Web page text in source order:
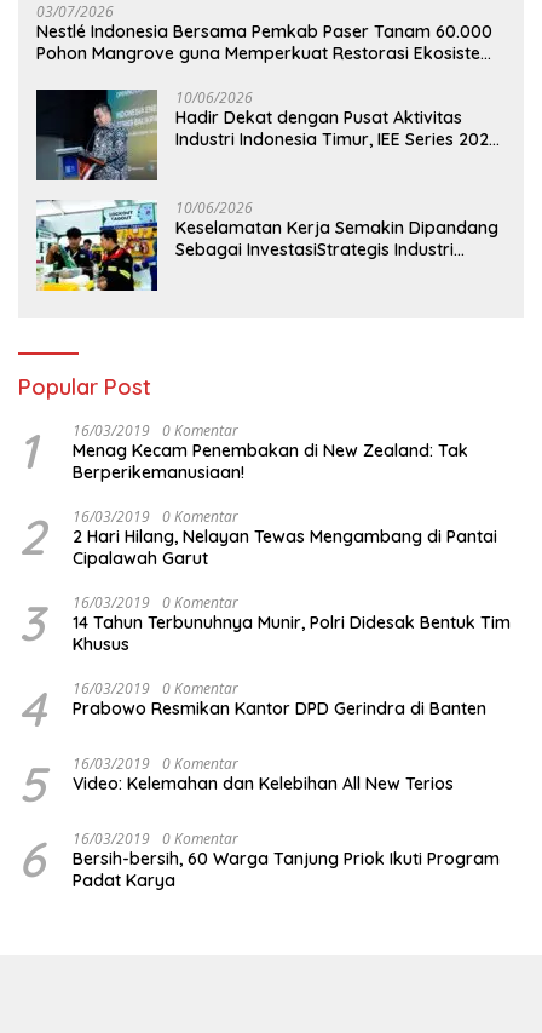
03/07/2026
Nestlé Indonesia Bersama Pemkab Paser Tanam 60.000
Pohon Mangrove guna Memperkuat Restorasi Ekosistem
10/06/2026
Hadir Dekat dengan Pusat Aktivitas
Industri Indonesia Timur, IEE Series 2026
10/06/2026
Keselamatan Kerja Semakin Dipandang
Sebagai InvestasiStrategis Industri
Popular Post
1 16/03/2019 0 Komentar
Menag Kecam Penembakan di New Zealand: Tak
Berperikemanusiaan!
2 16/03/2019 0 Komentar
2 Hari Hilang, Nelayan Tewas Mengambang di Pantai
Cipalawah Garut
3 16/03/2019 0 Komentar
14 Tahun Terbunuhnya Munir, Polri Didesak Bentuk Tim
Khusus
4 16/03/2019 0 Komentar
Prabowo Resmikan Kantor DPD Gerindra di Banten
5 16/03/2019 0 Komentar
Video: Kelemahan dan Kelebihan All New Terios
6 16/03/2019 0 Komentar
Bersih-bersih, 60 Warga Tanjung Priok Ikuti Program
Padat Karya